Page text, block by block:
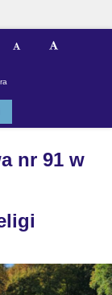
nr 91 w